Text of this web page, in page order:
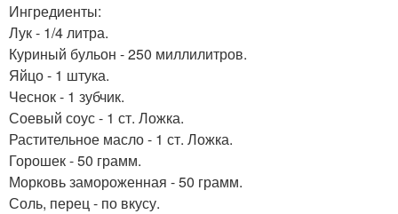
Ингредиенты:
Лук - 1/4 литра.
Куриный бульон - 250 миллилитров.
Яйцо - 1 штука.
Чеснок - 1 зубчик.
Соевый соус - 1 ст. Ложка.
Растительное масло - 1 ст. Ложка.
Горошек - 50 грамм.
Морковь замороженная - 50 грамм.
Соль, перец - по вкусу.